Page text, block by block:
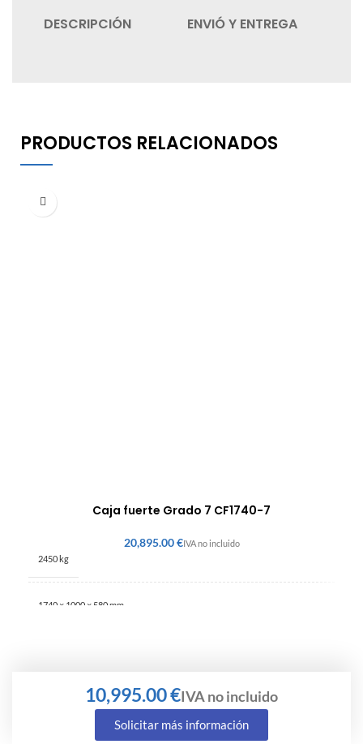
DESCRIPCIÓN ENVIÓ Y ENTREGA
PRODUCTOS RELACIONADOS
Caja fuerte Grado 7 CF1740-7
€
2450 kg
1740 × 1000 × 580 mm
€
Solicitar más información